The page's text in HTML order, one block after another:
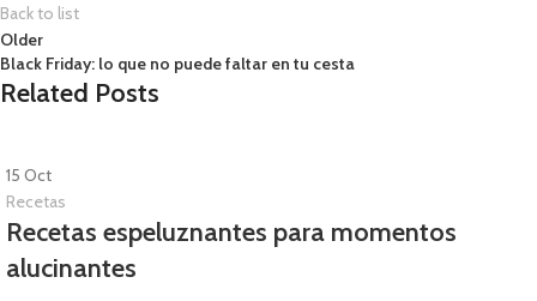
Back to list
Older
Black Friday: lo que no puede faltar en tu cesta
Related Posts
15 Oct
Recetas
Recetas espeluznantes para momentos
alucinantes